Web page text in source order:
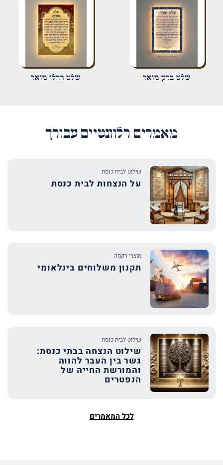
שמור בדפדפן זה את השם, האימייל והאתר שלי לפעם הבאה שאגיב.
שלט ברק מואר שלט רחלי מואר
מאמרים רלוונטיים עבורך
שילוט לבית כנסת
על הנצחות לבית כנסת
מוצרי רקמה
תקנון משלוחים בינלאומי
שילוט לבית כנסת
שילוט הנצחה בבתי כנסת:
גשר בין העבר להווה
והמורשת החייה של
הנפטרים
לכל המאמרים